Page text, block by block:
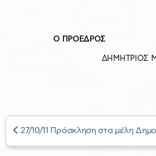
Ο ΠΡΟΕΔΡΟΣ
ΔΗΜΗΤΡΙΟΣ
27/10/11 Πρόσκληση στα μέλη